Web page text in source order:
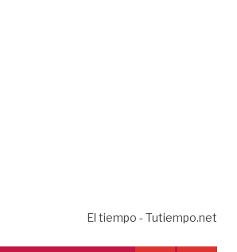
El tiempo - Tutiempo.net